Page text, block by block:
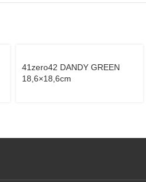
41zero42 DANDY GREEN
18,6×18,6cm